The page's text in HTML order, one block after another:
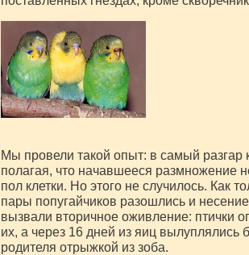
Мы провели такой опыт: в самый разгар
полагая, что начавшееся размножение
пол клетки. Но этого не случилось. Как
пары попугайчиков разошлись и
вызвали вторичное оживление: птички
их, а через 16 дней из яиц
родителя отрыжкой из зоба.